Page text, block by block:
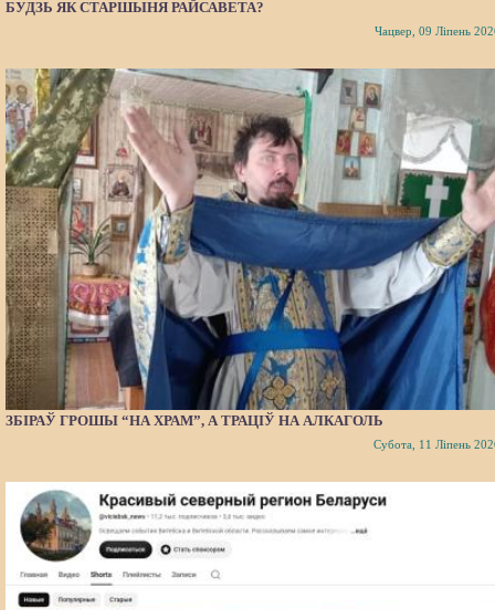
БУДЗЬ ЯК СТАРШЫНЯ РАЙСАВЕТА?
Чацвер, 09 Ліпень
ЗБІРАЎ ГРОШЫ “НА ХРАМ”, А ТРАЦІЎ НА АЛКАГОЛЬ
Субота, 11 Ліпень